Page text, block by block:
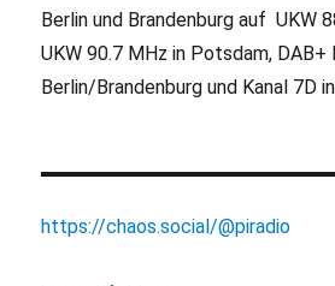
Berlin und Brandenburg auf UKW
UKW 90.7 MHz in Potsdam, DAB+
Berlin/Brandenburg und Kanal 7D
https://chaos.social/@piradio